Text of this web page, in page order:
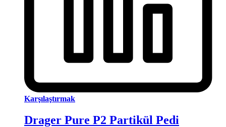
Karşılaştırmak
Drager Pure P2 Partikül Pedi